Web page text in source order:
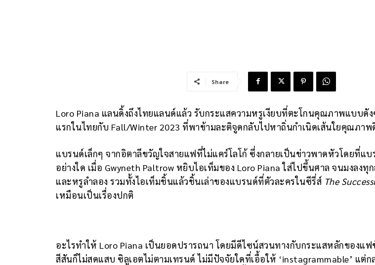
Share
Loro Piana แลนดิ้งถึงไทยแลนด์แล้ว รับกระแสความหรูเงียบที่ตะโกนคุณภาพแบบดั
แรกในไทยกับ Fall/Winter 2023 ที่พาข้ามละติจูดกลับไปหาถิ่นกำเนิดเส้นใยคุณภา
แบรนด์เล็กๆ จากอิตาลีขวัญใจสายแฟที่ไม่แคร์โลโก้ ซึ่งกลายเป็นข่าวพาดหัวโดยที่แ
อย่างใด เมื่อ Gwyneth Paltrow หยิบไอเท็มของ Loro Piana ใส่ไปขึ้นศาล จนมงลง
และหรูลำลอง รวมทั้งไอเท็มชิ้นแล้วชิ้นเล่าของแบรนด์ที่ตัวละครในซีรี่ส์ The
เหมือนเป็นเรื่องปกติ
อะไรทำให้ Loro Piana เป็นยอดปรารถนา โดยมีดีไซน์สวนทางกับกระแสหลักของแ
สีสันก็ไม่สดแสบ ซิลูเอตไม่ตามเทรนด์ ไม่มีปัจจัยใดที่เอื้อให้ ‘instagrammable’ แต่ก